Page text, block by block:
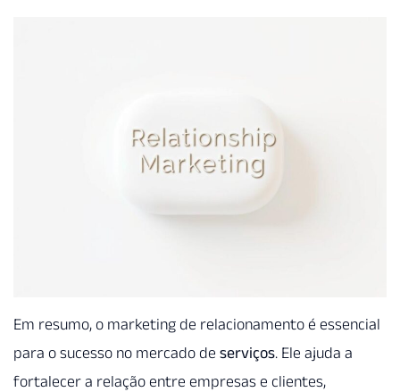
Em resumo, o marketing de relacionamento é essencial
para o sucesso no mercado de serviços. Ele ajuda a
fortalecer a relação entre empresas e clientes,